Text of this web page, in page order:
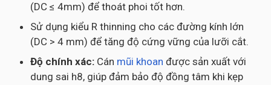
(DC ≤ 4mm) để thoát phoi tốt hơn.
Sử dụng kiểu R thinning cho các đường kính lớn
(DC > 4 mm) để tăng độ cứng vững của lưỡi cắt.
Độ chính xác: Cán mũi khoan được sản xuất với
dung sai h8, giúp đảm bảo độ đồng tâm khi kẹp